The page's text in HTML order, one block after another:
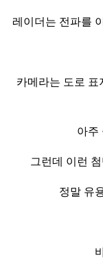
레이더는 전파를
카메라는 도로
아주
그런데 이런
정말 유